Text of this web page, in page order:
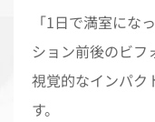
「1日で満室にな
ション前後のビフ
視覚的なインパク
す。